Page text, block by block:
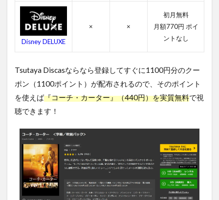
法ま
とめ
Disney DELUXE
× ×
初月無料
月額770円 ポイ
ントなし
Tsutaya Discasならなら登録してすぐに1100円分のクー
ポン（1100ポイント）が配布されるので、そのポイント
を使えば『コーチ・カーター』（440円）を実質無料で視
聴できます！